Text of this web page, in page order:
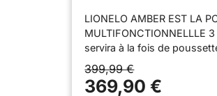
avec siège sport et
fixe, sac,
couvrir, feuille de
siege auto
LIONELO AMBER EST LA
MULTIFONCTIONNELLLE 3
servira à la fois de
siège baquet et de nacelle.
de nacelle est compris. La
fonctionnera dès les
399,99 €
369,90 €